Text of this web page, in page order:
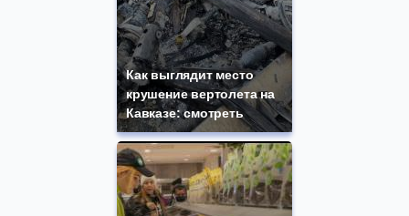
Как выглядит место
крушение вертолета на
Кавказе: смотреть